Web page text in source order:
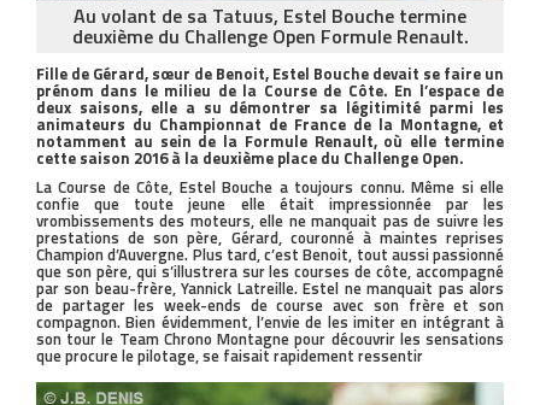
Au volant de sa Tatuus, Estel Bouche termine
deuxième du Challenge Open Formule Renault.
Fille de Gérard, sœur de Benoit, Estel Bouche devait se faire un
prénom dans le milieu de la Course de Côte. En l’espace de
deux saisons, elle a su démontrer sa légitimité parmi les
animateurs du Championnat de France de la Montagne, et
notamment au sein de la Formule Renault, où elle termine
cette saison 2016 à la deuxième place du Challenge Open.
La Course de Côte, Estel Bouche a toujours connu. Même si elle
confie que toute jeune elle était impressionnée par les
vrombissements des moteurs, elle ne manquait pas de suivre les
prestations de son père, Gérard, couronné à maintes reprises
Champion d’Auvergne. Plus tard, c’est Benoit, tout aussi passionné
que son père, qui s’illustrera sur les courses de côte, accompagné
par son beau-frère, Yannick Latreille. Estel ne manquait pas alors
de partager les week-ends de course avec son frère et son
compagnon. Bien évidemment, l’envie de les imiter en intégrant à
son tour le Team Chrono Montagne pour découvrir les sensations
que procure le pilotage, se faisait rapidement ressentir